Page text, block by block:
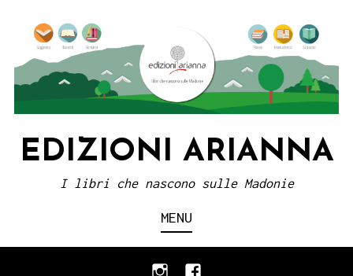
content
EDIZIONI ARIANNA
I libri che nascono sulle Madonie
MENU